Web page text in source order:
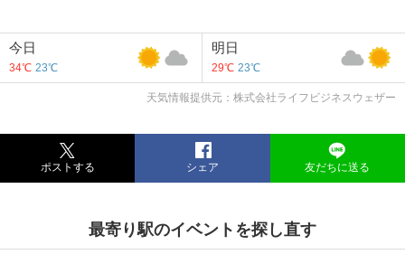
今日
34℃ 23℃
明日
29℃ 23℃
天気情報提供元：株式会社ライフビジネスウェザー
ポストする シェア 友だちに送る
最寄り駅のイベントを探し直す